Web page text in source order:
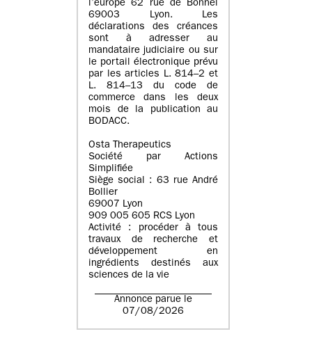
l’europe 62 rue de Bonnel
69003 Lyon. Les
déclarations des créances
sont à adresser au
mandataire judiciaire ou sur
le portail électronique prévu
par les articles L. 814–2 et
L. 814–13 du code de
commerce dans les deux
mois de la publication au
BODACC.
Osta Therapeutics
Société par Actions
Simplifiée
Siège social : 63 rue André
Bollier
69007 Lyon
909 005 605 RCS Lyon
Activité : procéder à tous
travaux de recherche et
développement en
ingrédients destinés aux
sciences de la vie
Annonce parue le
07/08/2026